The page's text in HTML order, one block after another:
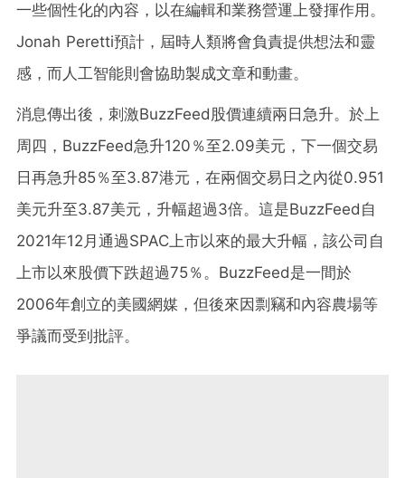
一些個性化的內容，以在編輯和業務營運上發揮作用。
Jonah Peretti預計，屆時人類將會負責提供想法和靈
感，而人工智能則會協助製成文章和動畫。
消息傳出後，刺激BuzzFeed股價連續兩日急升。於上
周四，BuzzFeed急升120％至2.09美元，下一個交易
日再急升85％至3.87港元，在兩個交易日之內從0.951
美元升至3.87美元，升幅超過3倍。這是BuzzFeed自
2021年12月通過SPAC上市以來的最大升幅，該公司自
上市以來股價下跌超過75％。BuzzFeed是一間於
2006年創立的美國網媒，但後來因剽竊和內容農場等
爭議而受到批評。